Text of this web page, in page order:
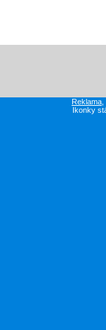
Reklama
Ikonky